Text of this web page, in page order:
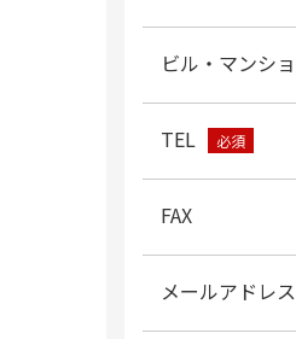
ビル・マンシ
TEL 必須
FAX
メールアドレス